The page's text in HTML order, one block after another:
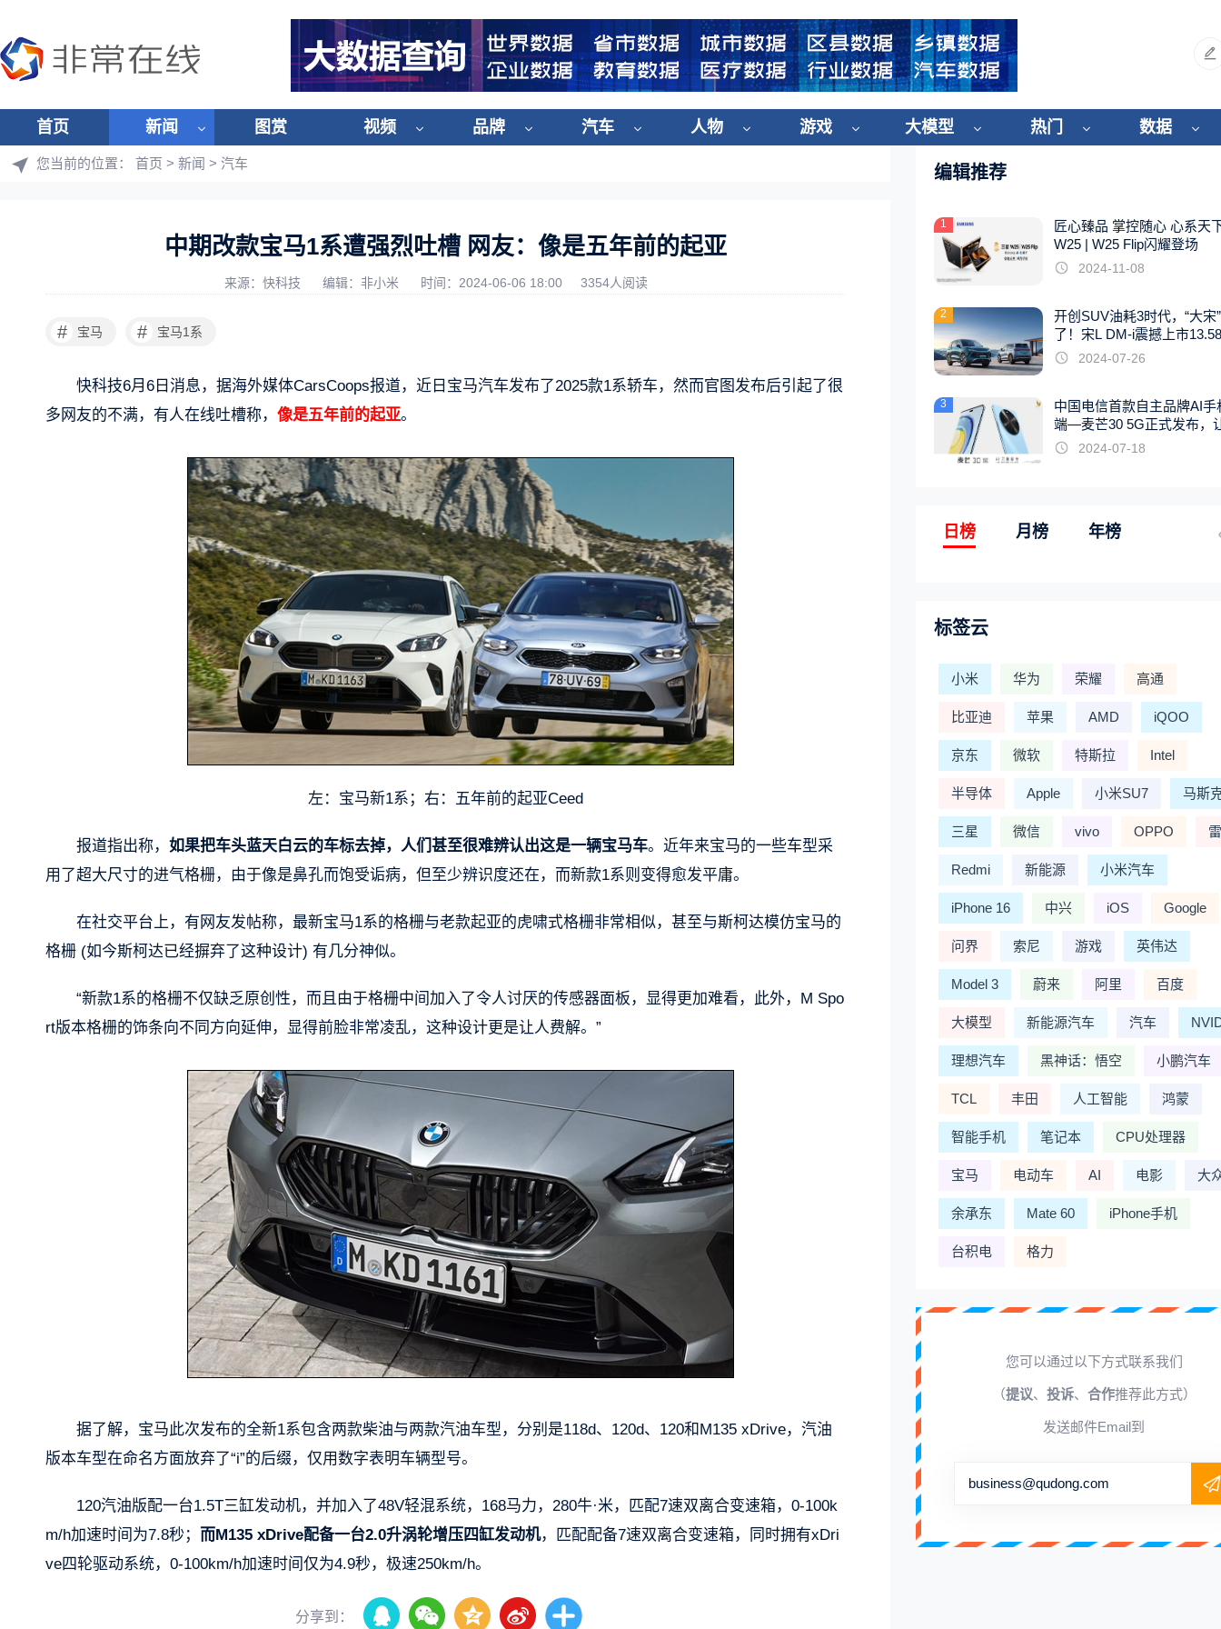
首页 新闻 图赏 视频 品牌 汽车 人物 游戏 大模型 热门 数据
您当前的位置： 首页 > 新闻 > 汽车
中期改款宝马1系遭强烈吐槽 网友：像是五年前的起亚
来源：快科技 编辑：非小米 时间：2024-06-06 18:00 3354人阅读
# 宝马 # 宝马1系
快科技6月6日消息，据海外媒体CarsCoops报道，近日宝马汽车发布了2025款1系轿车，然而官图发布后引起了很
多网友的不满，有人在线吐槽称， 像是五年前的起亚。
左：宝马新1系；右：五年前的起亚Ceed
报道指出称， 如果把车头蓝天白云的车标去掉，人们甚至很难辨认出这是一辆宝马车。近年来宝马的一些车型采
用了超大尺寸的进气格栅，由于像是鼻孔而饱受诟病，但至少辨识度还在，而新款1系则变得愈发平庸。
在社交平台上，有网友发帖称，最新宝马1系的格栅与老款起亚的虎啸式格栅非常相似，甚至与斯柯达模仿宝马的
格栅 (如今斯柯达已经摒弃了这种设计) 有几分神似。
“新款1系的格栅不仅缺乏原创性，而且由于格栅中间加入了令人讨厌的传感器面板，显得更加难看，此外，M Spo
rt版本格栅的饰条向不同方向延伸，显得前脸非常凌乱，这种设计更是让人费解。”
据了解，宝马此次发布的全新1系包含两款柴油与两款汽油车型，分别是118d、120d、120和M135 xDrive，汽油
版本车型在命名方面放弃了“i”的后缀，仅用数字表明车辆型号。
120汽油版配一台1.5T三缸发动机，并加入了48V轻混系统，168马力，280牛·米，匹配7速双离合变速箱，0-100k
m/h加速时间为7.8秒； 而M135 xDrive配备一台2.0升涡轮增压四缸发动机，匹配配备7速双离合变速箱，同时拥有xDri
ve四轮驱动系统，0-100km/h加速时间仅为4.9秒，极速250km/h。
分享到：
编辑推荐
1
匠心臻品 掌控随心 心系天
W25 | W25 Flip闪耀登场
2024-11-08
2
开创SUV油耗3时代，“大宋
了！宋L DM-i震撼上市
起
2024-07-26
3
中国电信首款自主品牌AI手
端—麦芒30 5G正式发布，
触手可及2024-07-18
日榜 月榜 年榜
标签云
小米 华为 荣耀 高通
比亚迪 苹果 AMD iQOO
京东 微软 特斯拉 Intel
半导体 Apple 小米SU7 马斯
三星 微信 vivo OPPO
Redmi 新能源 小米汽车
iPhone 16 中兴 iOS Google
问界 索尼 游戏 英伟达
Model 3 蔚来 阿里 百度
大模型 新能源汽车 汽车
理想汽车 黑神话：悟空 小鹏汽车
TCL 丰田 人工智能 鸿蒙
智能手机 笔记本 CPU处理器
宝马 电动车 AI 电影 大
余承东 Mate 60 iPhone手机
台积电 格力
您可以通过以下方式联系我们
（提议、 投诉、 合作推荐此方式）
发送邮件Email到
business@qudong.com